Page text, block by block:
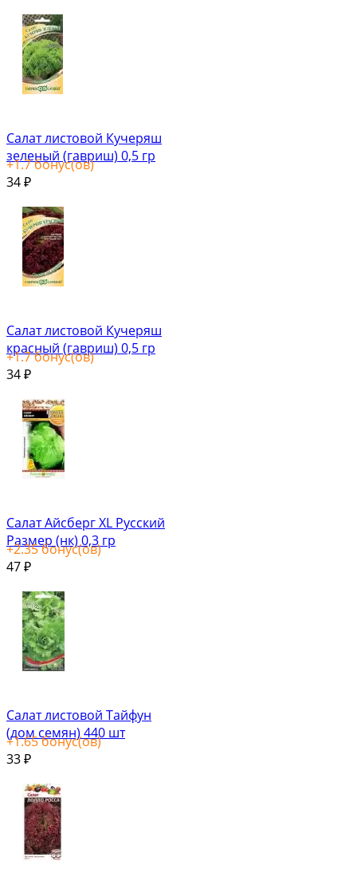
Салат листовой Кучеряш
зеленый (гавриш) 0,5 гр
+1.7бонус(ов)
34 ₽
Салат листовой Кучеряш
красный (гавриш) 0,5 гр
+1.7бонус(ов)
34 ₽
Салат Айсберг XL Русский
Размер (нк) 0,3 гр
+2.35бонус(ов)
47 ₽
Салат листовой Тайфун
(дом семян) 440 шт
+1.65бонус(ов)
33 ₽